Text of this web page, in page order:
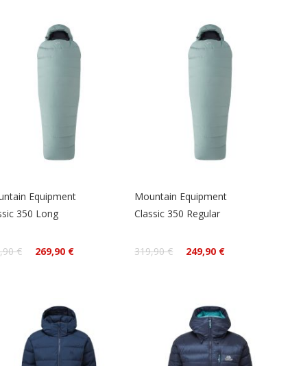
Equipment
350 Long
€ 269,90 €
Mountain Equipment
Classic 350 Regular
319,90 € 249,90 €